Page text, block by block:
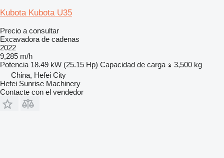
Kubota Kubota U35
Precio a consultar
Excavadora de cadenas
2022
9,285 m/h
Potencia 18.49 kW (25.15 Hp) Capacidad de carga
3,500 kg
China, Hefei City
Hefei Sunrise Machinery
Contacte con el vendedor